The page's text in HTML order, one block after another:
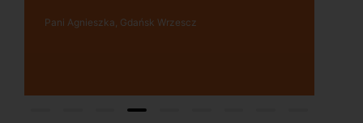
Pani Małgrzata, Warszawa Metro Świętokrzyska